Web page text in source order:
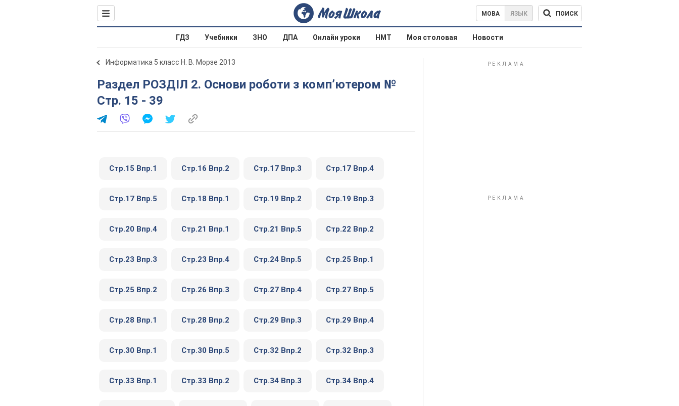
МОВА ЯЗЫК ПОИСК
ГДЗ Учебники ЗНО ДПА Онлайн уроки НМТ Моя столовая Новости
Информатика 5 класс Н. В. Морзе 2013
Раздел РОЗДІЛ 2. Основи роботи з комп’ютером №
Стр. 15 - 39
Стр.15 Впр.1 Стр.16 Впр.2 Стр.17 Впр.3 Стр.17 Впр.4
Стр.17 Впр.5 Стр.18 Впр.1 Стр.19 Впр.2 Стр.19 Впр.3
Стр.20 Впр.4 Стр.21 Впр.1 Стр.21 Впр.5 Стр.22 Впр.2
Стр.23 Впр.3 Стр.23 Впр.4 Стр.24 Впр.5 Стр.25 Впр.1
Стр.25 Впр.2 Стр.26 Впр.3 Стр.27 Впр.4 Стр.27 Впр.5
Стр.28 Впр.1 Стр.28 Впр.2 Стр.29 Впр.3 Стр.29 Впр.4
Стр.30 Впр.1 Стр.30 Впр.5 Стр.32 Впр.2 Стр.32 Впр.3
Стр.33 Впр.1 Стр.33 Впр.2 Стр.34 Впр.3 Стр.34 Впр.4